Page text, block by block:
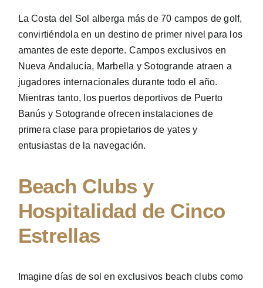
La Costa del Sol alberga más de 70 campos de golf,
convirtiéndola en un destino de primer nivel para los
amantes de este deporte. Campos exclusivos en
Nueva Andalucía, Marbella y Sotogrande atraen a
jugadores internacionales durante todo el año.
Mientras tanto, los puertos deportivos de Puerto
Banús y Sotogrande ofrecen instalaciones de
primera clase para propietarios de yates y
entusiastas de la navegación.
Beach Clubs y
Hospitalidad de Cinco
Estrellas
Imagine días de sol en exclusivos beach clubs como